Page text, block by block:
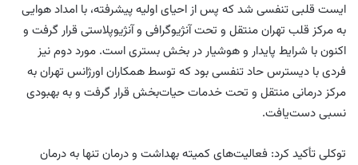
ایست قلبی تنفسی شد که پس از احیای اولیه پیشرفته، با امداد هوایی
به مرکز قلب تهران منتقل و تحت آنژیوگرافی و آنژیوپلاستی قرار گرفت و
اکنون با شرایط پایدار و هوشیار در بخش بستری است. مورد دوم نیز
فردی با دیسترس حاد تنفسی بود که توسط همکاران اورژانس تهران به
مرکز درمانی منتقل و تحت خدمات حیات‌بخش قرار گرفت و به بهبودی
نسبی دست‌یافت.
توکلی تأکید کرد: فعالیت‌های کمیته بهداشت و درمان تنها به درمان